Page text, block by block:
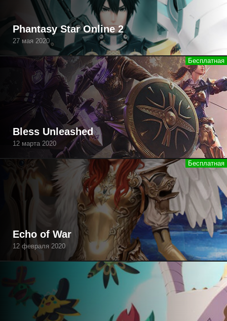
Phantasy Star Online 2
27 мая 2020
Bless Unleashed
12 марта 2020
Echo of War
12 февраля 2020